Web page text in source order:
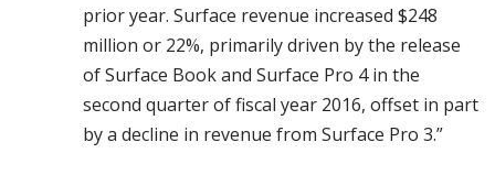
prior year. Surface revenue increased $248
million or 22%, primarily driven by the release
of Surface Book and Surface Pro 4 in the
second quarter of fiscal year 2016, offset in part
by a decline in revenue from Surface Pro 3.”